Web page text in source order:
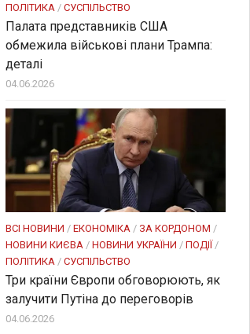
ПОЛІТИКА / СУСПІЛЬСТВО
Палата представників США
обмежила військові плани Трампа:
деталі
04.06.2026
ВСІ НОВИНИ / ЕКОНОМІКА / ЗА КОРДОНОМ /
НОВИНИ КИЄВА / НОВИНИ УКРАЇНИ / ПОДІЇ/
ПОЛІТИКА / СУСПІЛЬСТВО
Три країни Європи обговорюють, як
залучити Путіна до переговорів
04.06.2026